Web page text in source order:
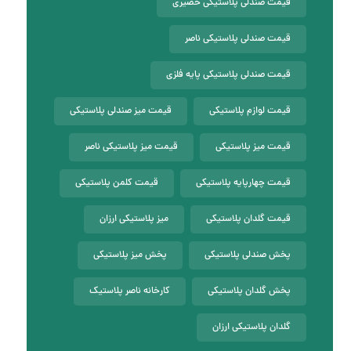
قیمت صندلی پلاستیکی حصیری
قیمت صندلی پلاستیکی ناصر
قیمت صندلی پلاستیکی پایه فلزی
قیمت لوازم پلاستیکی قیمت میز صندلی پلاستیکی
قیمت میز پلاستیکی قیمت میز پلاستیکی ناصر
قیمت چهارپایه پلاستیکی قیمت کلمن پلاستیکی
قیمت گلدان پلاستیکی میز پلاستیکی ارزان
پخش صندلی پلاستیکی پخش میز پلاستیکی
پخش گلدان پلاستیکی کارخانه ناصر پلاستیک
گلدان پلاستیکی ارزان